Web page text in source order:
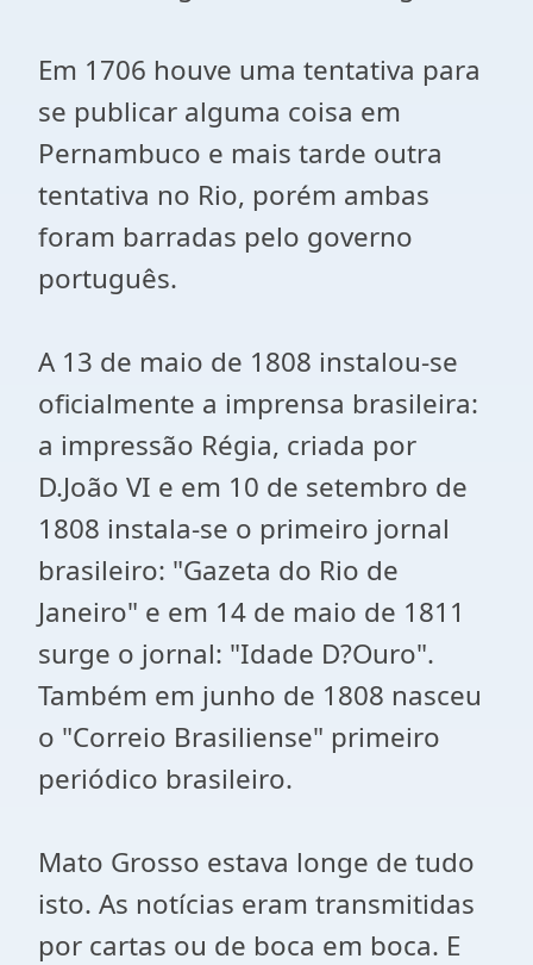
Em 1706 houve uma tentativa para
se publicar alguma coisa em
Pernambuco e mais tarde outra
tentativa no Rio, porém ambas
foram barradas pelo governo
português.
A 13 de maio de 1808 instalou-se
oficialmente a imprensa brasileira:
a impressão Régia, criada por
D.João VI e em 10 de setembro de
1808 instala-se o primeiro jornal
brasileiro: "Gazeta do Rio de
Janeiro" e em 14 de maio de 1811
surge o jornal: "Idade D?Ouro".
Também em junho de 1808 nasceu
o "Correio Brasiliense" primeiro
periódico brasileiro.
Mato Grosso estava longe de tudo
isto. As notícias eram transmitidas
por cartas ou de boca em boca. E